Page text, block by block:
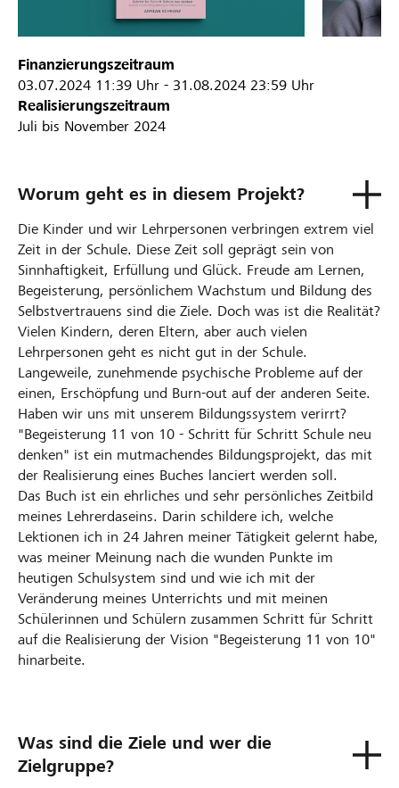
Finanzierungszeitraum
03.07.2024 11:39 Uhr - 31.08.2024 23:59 Uhr
Realisierungszeitraum
Juli bis November 2024
Worum geht es in diesem Projekt?
Die Kinder und wir Lehrpersonen verbringen extrem viel
Zeit in der Schule. Diese Zeit soll geprägt sein von
Sinnhaftigkeit, Erfüllung und Glück. Freude am Lernen,
Begeisterung, persönlichem Wachstum und Bildung des
Selbstvertrauens sind die Ziele. Doch was ist die Realität?
Vielen Kindern, deren Eltern, aber auch vielen
Lehrpersonen geht es nicht gut in der Schule.
Langeweile, zunehmende psychische Probleme auf der
einen, Erschöpfung und Burn-out auf der anderen Seite.
Haben wir uns mit unserem Bildungssystem verirrt?
"Begeisterung 11 von 10 - Schritt für Schritt Schule neu
denken" ist ein mutmachendes Bildungsprojekt, das mit
der Realisierung eines Buches lanciert werden soll.
Das Buch ist ein ehrliches und sehr persönliches Zeitbild
meines Lehrerdaseins. Darin schildere ich, welche
Lektionen ich in 24 Jahren meiner Tätigkeit gelernt habe,
was meiner Meinung nach die wunden Punkte im
heutigen Schulsystem sind und wie ich mit der
Veränderung meines Unterrichts und mit meinen
Schülerinnen und Schülern zusammen Schritt für Schritt
auf die Realisierung der Vision "Begeisterung 11 von 10"
hinarbeite.
Was sind die Ziele und wer die
Zielgruppe?